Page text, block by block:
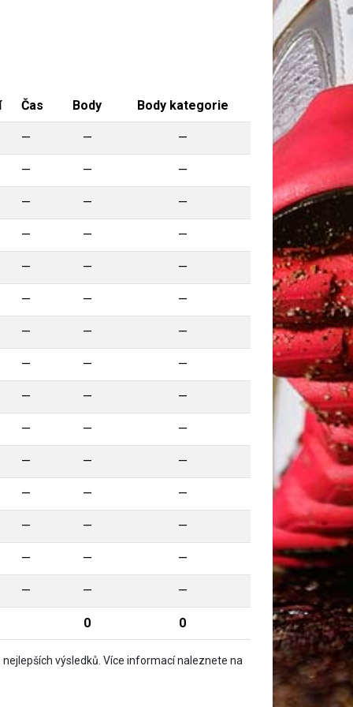
Čas Body Body kategorie
— — —
— — —
— — —
— — —
— — —
— — —
— — —
— — —
— — —
— — —
— — —
— — —
— — —
— — —
— — —
0 0
výsledků. Více informací naleznete na